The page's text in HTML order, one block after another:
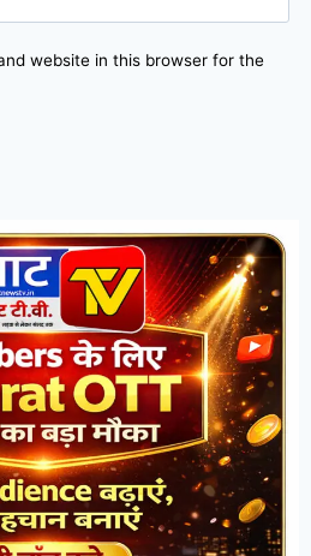
website in this browser for the